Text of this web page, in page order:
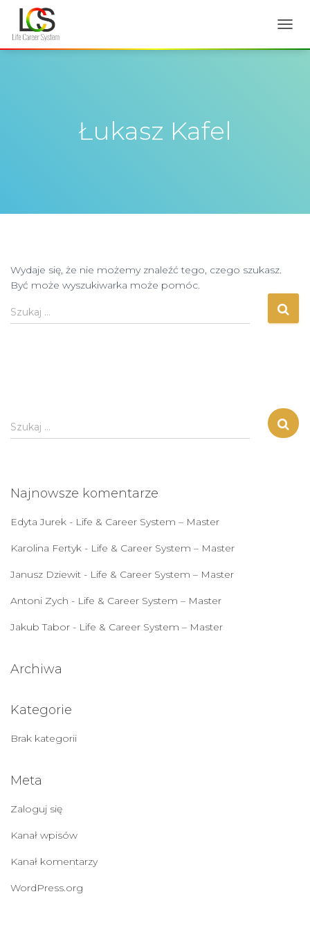
Łukasz Kafel
Wydaje się, że nie możemy znaleźć tego, czego szukasz.
Być może wyszukiwarka może pomóc.
Szukaj:
Szukaj …
S
z
j
Szukaj …
Najnowsze komentarze
Edyta Jurek - Life & Career System – Master
Karolina Fertyk - Life & Career System – Master
Janusz Dziewit - Life & Career System – Master
Antoni Zych - Life & Career System – Master
Jakub Tabor - Life & Career System – Master
Archiwa
Kategorie
Brak kategorii
Meta
Zaloguj się
Kanał wpisów
Kanał komentarzy
WordPress.org